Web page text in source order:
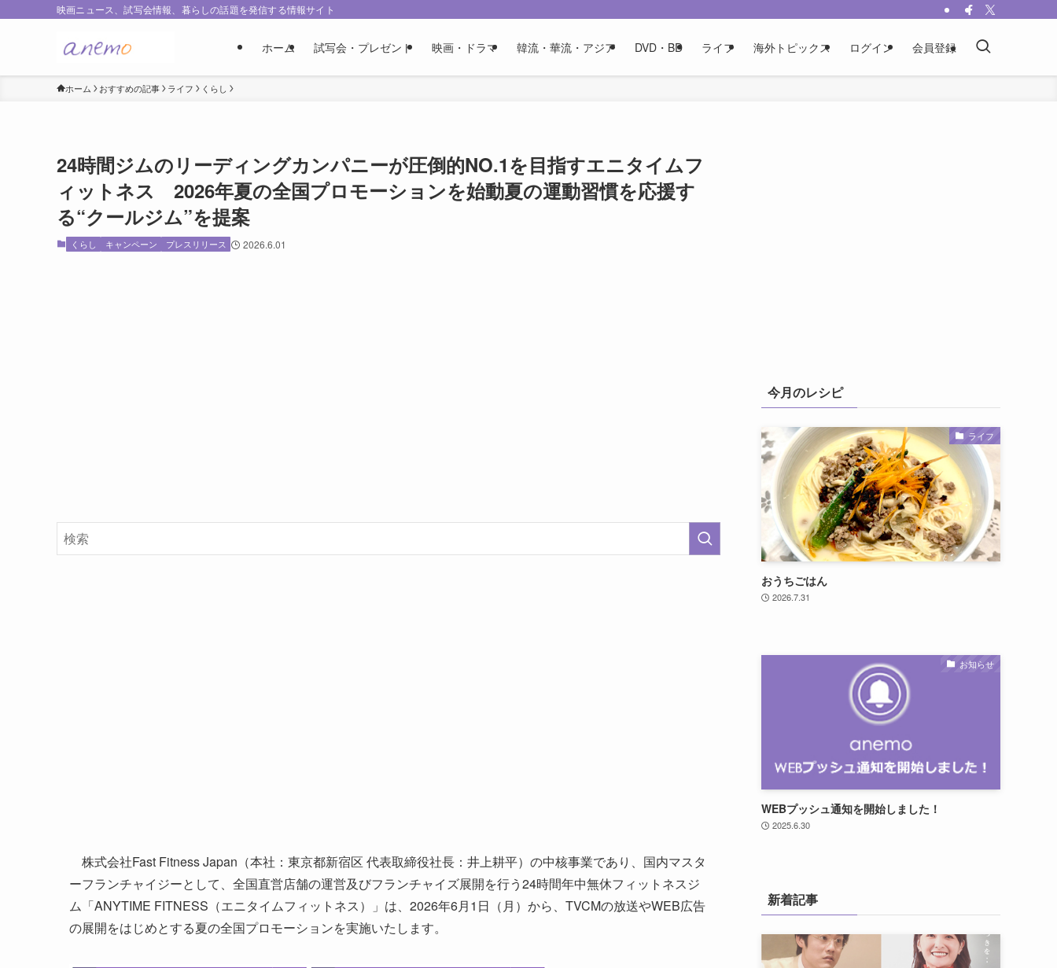
映画ニュース、試写会情報、暮らしの話題を発信する情報サイト
ホーム 試写会・プレゼント 映画・ドラマ 韓流・華流・アジア DVD・BD ライフ 海外トピックス ログイン 会員登録
ホーム おすすめの記事 ライフ くらし
24時間ジムのリーディングカンパニーが圧倒的NO.1を目指すエニタイムフ
ィットネス 2026年夏の全国プロモーションを始動夏の運動習慣を応援す
る“クールジム”を提案
くらし キャンペーン プレスリリース 2026.6.01
株式会社Fast Fitness Japan（本社：東京都新宿区 代表取締役社長：井上耕平）の中核事業であり、国内マスタ
ーフランチャイジーとして、全国直営店舗の運営及びフランチャイズ展開を行う24時間年中無休フィットネスジ
ム「ANYTIME FITNESS（エニタイムフィットネス）」は、2026年6月1日（月）から、TVCMの放送やWEB広告
の展開をはじめとする夏の全国プロモーションを実施いたします。
今月のレシピ
ライフ
おうちごはん
2026.7.31
お知らせ
WEBプッシュ通知を開始しました！
2025.6.30
新着記事